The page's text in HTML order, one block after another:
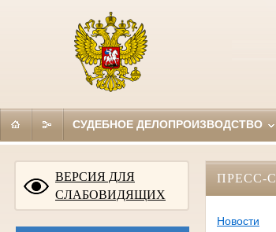
СУДЕБНОЕ ДЕЛОПРОИЗВОДСТВО
ВЕРСИЯ ДЛЯ
СЛАБОВИДЯЩИХ
ПРЕСС-
Новости